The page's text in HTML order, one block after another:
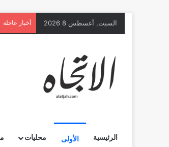
السبت, أغسطس 8 2026 أخبار عاجلة
الرئيسية الأولى محليات